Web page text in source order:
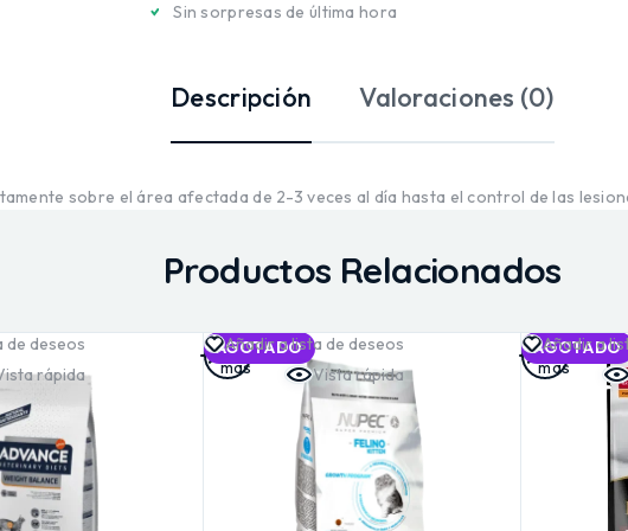
Sin sorpresas de última hora
Descripción Valoraciones (0)
sobre el área afectada de 2-3 veces al día hasta el control de las
Productos Relacionados
de deseos
rápida
AGOTADO
Añadir a lista de deseos
Vista rápida
Leer
más
AGOTADO
Añadir a
Leer
más